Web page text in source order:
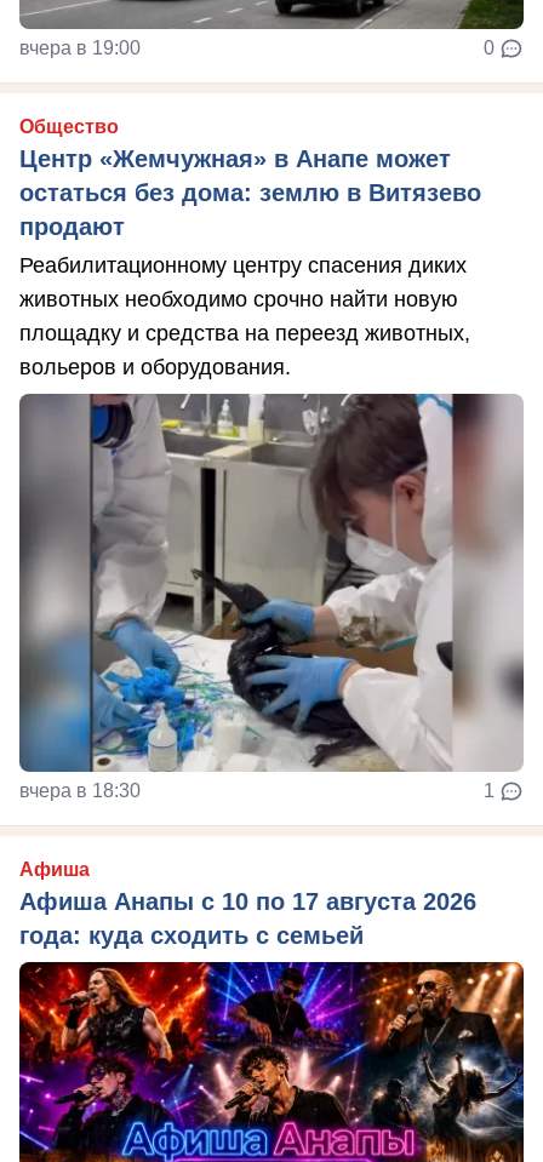
вчера в 19:00 0
Общество
Центр «Жемчужная» в Анапе может
остаться без дома: землю в Витязево
продают
Реабилитационному центру спасения диких
животных необходимо срочно найти новую
площадку и средства на переезд животных,
вольеров и оборудования.
вчера в 18:30 1
Афиша
Афиша Анапы с 10 по 17 августа 2026
года: куда сходить с семьей